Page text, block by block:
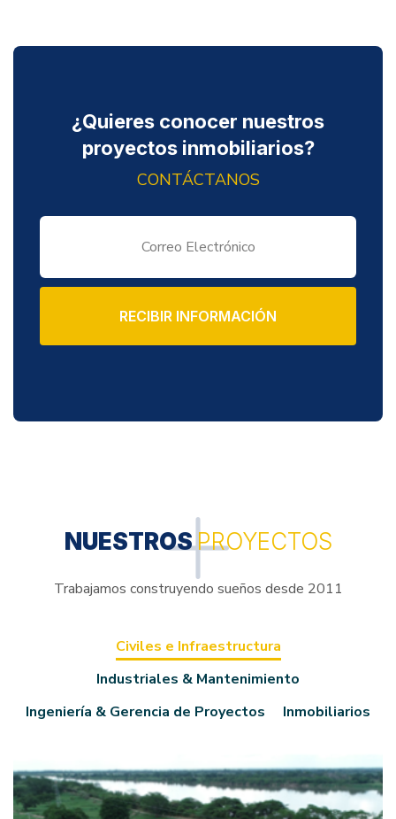
¿Quieres conocer nuestros
proyectos inmobiliarios?
CONTÁCTANOS
RECIBIR INFORMACIÓN
NUESTROSPROYECTOS
Trabajamos construyendo sueños desde 2011
Civiles e Infraestructura
Industriales & Mantenimiento
Ingeniería & Gerencia de Proyectos
Inmobiliarios